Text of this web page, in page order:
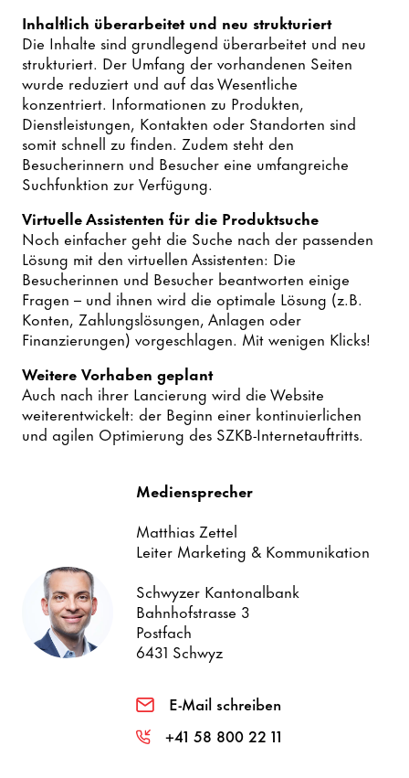
Inhaltlich überarbeitet und neu strukturiert
Die Inhalte sind grundlegend überarbeitet und neu
strukturiert. Der Umfang der vorhandenen Seiten
wurde reduziert und auf das Wesentliche
konzentriert. Informationen zu Produkten,
Dienstleistungen, Kontakten oder Standorten sind
somit schnell zu finden. Zudem steht den
Besucherinnern und Besucher eine umfangreiche
Suchfunktion zur Verfügung.
Virtuelle Assistenten für die Produktsuche
Noch einfacher geht die Suche nach der passenden
Lösung mit den virtuellen Assistenten: Die
Besucherinnen und Besucher beantworten einige
Fragen – und ihnen wird die optimale Lösung (z.B.
Konten, Zahlungslösungen, Anlagen oder
Finanzierungen) vorgeschlagen. Mit wenigen Klicks!
Weitere Vorhaben geplant
Auch nach ihrer Lancierung wird die Website
weiterentwickelt: der Beginn einer kontinuierlichen
und agilen Optimierung des SZKB-Internetauftritts.
Mediensprecher
Matthias Zettel
Leiter Marketing & Kommunikation
Schwyzer Kantonalbank
Bahnhofstrasse 3
Postfach
6431 Schwyz
E-Mail schreiben
+41 58 800 22 11